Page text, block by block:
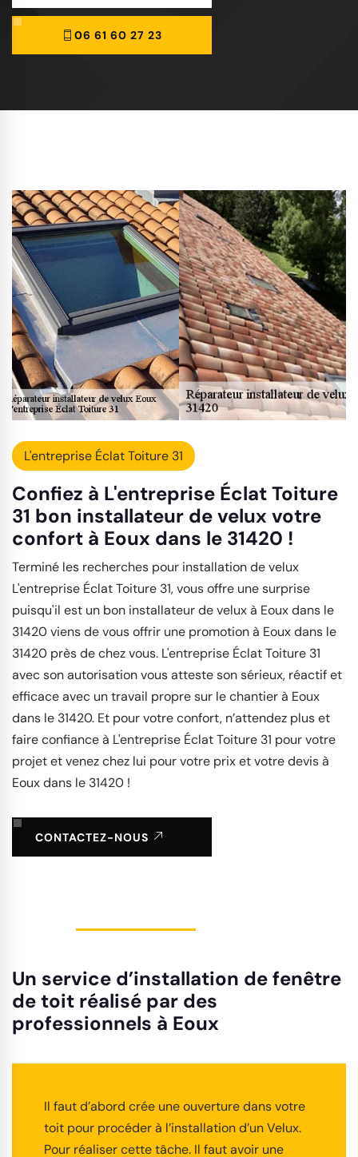
06 61 60 27 23
L'entreprise Éclat Toiture 31
Confiez à L'entreprise Éclat Toiture
31 bon installateur de velux votre
confort à Eoux dans le 31420 !
Terminé les recherches pour installation de velux
L'entreprise Éclat Toiture 31, vous offre une surprise
puisqu'il est un bon installateur de velux à Eoux dans le
31420 viens de vous offrir une promotion à Eoux dans le
31420 près de chez vous. L'entreprise Éclat Toiture 31
avec son autorisation vous atteste son sérieux, réactif et
efficace avec un travail propre sur le chantier à Eoux
dans le 31420. Et pour votre confort, n’attendez plus et
faire confiance à L'entreprise Éclat Toiture 31 pour votre
projet et venez chez lui pour votre prix et votre devis à
Eoux dans le 31420 !
CONTACTEZ-NOUS
Un service d’installation de fenêtre
de toit réalisé par des
professionnels à Eoux
Il faut d’abord crée une ouverture dans votre
toit pour procéder à l’installation d’un Velux.
Pour réaliser cette tâche. Il faut avoir une